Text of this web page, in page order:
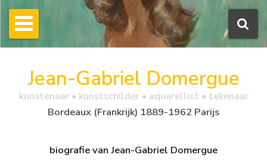
Jean-Gabriel Domergue
kunstenaar • kunstschilder • aquarellist • tekenaar
Bordeaux (Frankrijk) 1889-1962 Parijs
biografie van Jean-Gabriel Domergue